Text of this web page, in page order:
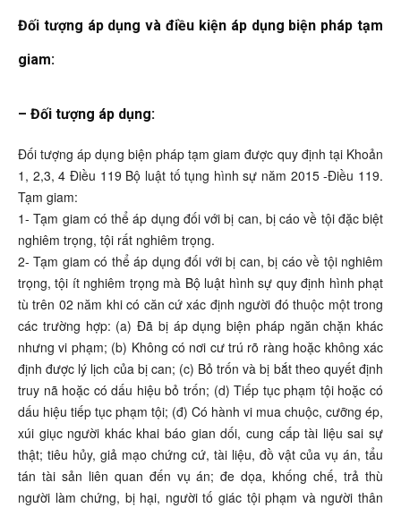
Đối tượng áp dụng vàđiều kiện áp dụng biện pháp tạm
giam:
– Đối tượng áp dụng:
Đối tượng áp dụng biện pháp tạm giam được quy định tại Khoản
1, 2,3, 4 Điều 119 Bộ luật tố tụng hình sự năm 2015 -Điều 119.
Tạm giam:
1- Tạm giam có thể áp dụng đối với bị can, bị cáo về tội đặc biệt
nghiêm trọng, tội rất nghiêm trọng.
2- Tạm giam có thể áp dụng đối với bị can, bị cáo về tội nghiêm
trọng, tội ít nghiêm trọng mà Bộ luật hình sự quy định hình phạt
tù trên 02 năm khi có căn cứ xác định người đó thuộc một trong
các trường hợp: (a) Đã bị áp dụng biện pháp ngăn chặn khác
nhưng vi phạm; (b) Không có nơi cư trú rõ ràng hoặc không xác
định được lý lịch của bị can; (c) Bỏ trốn và bị bắt theo quyết định
truy nã hoặc có dấu hiệu bỏ trốn; (d) Tiếp tục phạm tội hoặc có
dấu hiệu tiếp tục phạm tội; (đ) Có hành vi mua chuộc, cưỡng ép,
xúi giục người khác khai báo gian dối, cung cấp tài liệu sai sự
thật; tiêu hủy, giả mạo chứng cứ, tài liệu, đồ vật của vụ án, tẩu
tán tài sản liên quan đến vụ án; đe dọa, khống chế, trả thù
người làm chứng, bị hại, người tố giác tội phạm và người thân